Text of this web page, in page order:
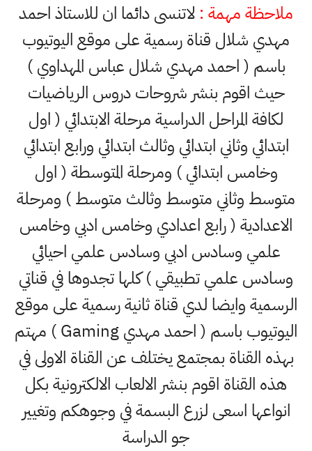
ملاحظة مهمة : لاتنسى دائما ان للاستاذ احمد
مهدي شلال قناة رسمية على موقع اليوتيوب
باسم ( احمد مهدي شلال عباس المهداوي )
حيث اقوم بنشر شروحات دروس الرياضيات
لكافة المراحل الدراسية مرحلة الابتدائي ( اول
ابتدائي وثاني ابتدائي وثالث ابتدائي ورابع ابتدائي
وخامس ابتدائي ) ومرحلة المتوسطة ( اول
متوسط وثاني متوسط وثالث متوسط ) ومرحلة
الاعدادية ( رابع اعدادي وخامس ادبي وخامس
علمي وسادس ادبي وسادس علمي احيائي
وسادس علمي تطبيقي ) كلها تجدوها في قناتي
الرسمية وايضا لدي قناة ثانية رسمية على موقع
اليوتيوب باسم ( احمد مهدي Gaming ) مهتم
بهذه القناة بمجتمع يختلف عن القناة الاولى في
هذه القناة اقوم بنشر الالعاب الالكترونية بكل
انواعها اسعى لزرع البسمة في وجوهكم وتغيير
جو الدراسة